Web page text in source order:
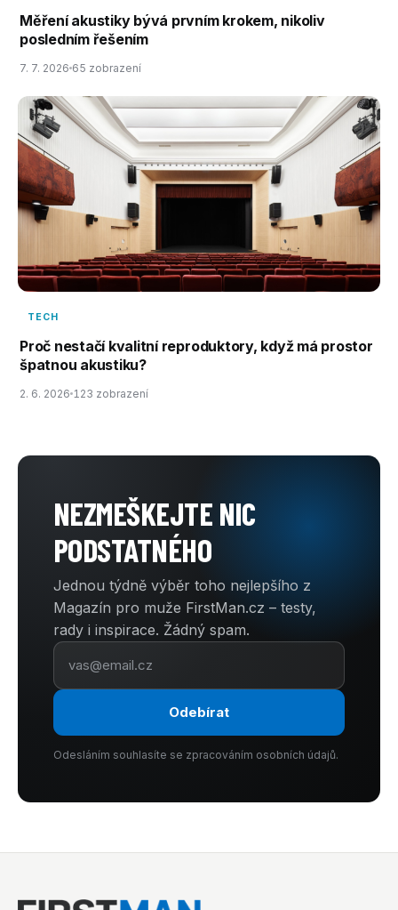
Měření akustiky bývá prvním krokem, nikoliv
posledním řešením
7. 7. 2026 65 zobrazení
TECH
Proč nestačí kvalitní reproduktory, když má prostor
špatnou akustiku?
2. 6. 2026 123 zobrazení
NEZMEŠKEJTE NIC
PODSTATNÉHO
Jednou týdně výběr toho nejlepšího z
Magazín pro muže FirstMan.cz – testy,
rady i inspirace. Žádný spam.
Odebírat
Odesláním souhlasíte se zpracováním osobních údajů.